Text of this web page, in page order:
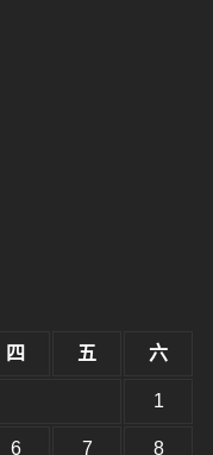
四 五 六
1
6 7 8